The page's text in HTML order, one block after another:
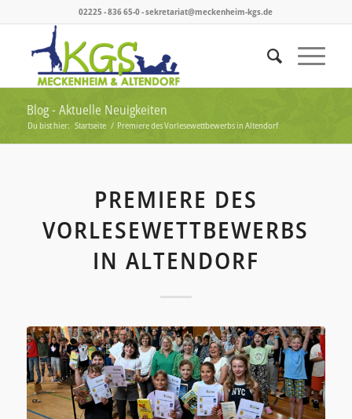
02225 - 836 65-0 - sekretariat@meckenheim-kgs.de
Blog - Aktuelle Neuigkeiten
Du bist hier: Startseite / Premiere des Vorlesewettbewerbs in Altendorf
PREMIERE DES
VORLESEWETTBEWERBS
IN ALTENDORF